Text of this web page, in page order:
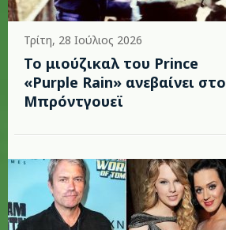
Τρίτη, 28 Ιούλιος 2026
Το μιούζικαλ του Prince
«Purple Rain» ανεβαίνει στο
Μπρόντγουεϊ